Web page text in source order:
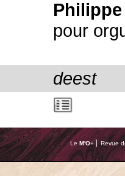
Philippe
pour
deest
Le M'O+ ⎢ Revue